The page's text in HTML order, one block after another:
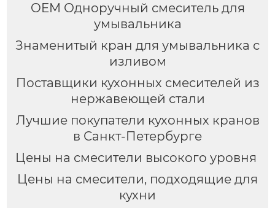
OEM Одноручный смеситель для
умывальника
Знаменитый кран для умывальника с
изливом
Поставщики кухонных смесителей из
нержавеющей стали
Лучшие покупатели кухонных кранов
в Санкт-Петербурге
Цены на смесители высокого уровня
Цены на смесители, подходящие для
кухни